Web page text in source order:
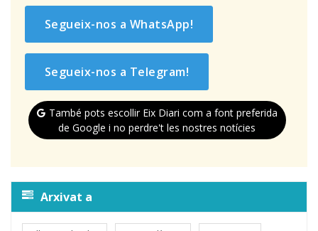
Segueix-nos a WhatsApp!
Segueix-nos a Telegram!
També pots escollir Eix Diari com a font preferida
de Google i no perdre't les nostres notícies
Arxivat a